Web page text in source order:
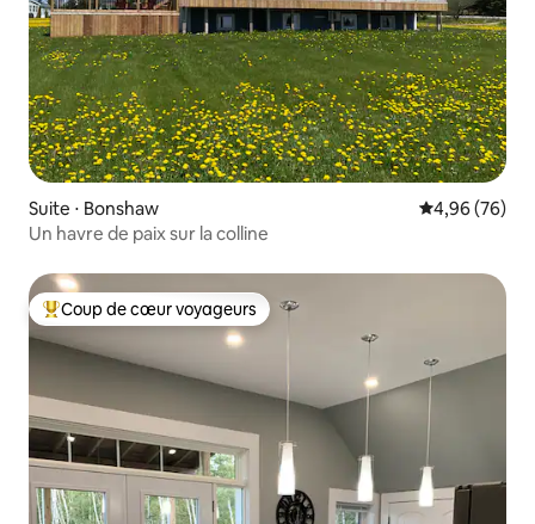
Suite ⋅ Bonshaw Évaluation
4,96 (76)
Un havre de paix sur la colline
Coups de cœur voyageurs les plus appréciés
Coup de cœur voyageurs